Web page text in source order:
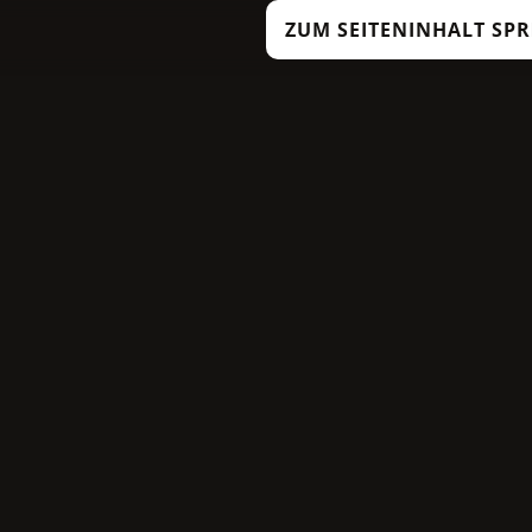
ZUM SEITENINHALT